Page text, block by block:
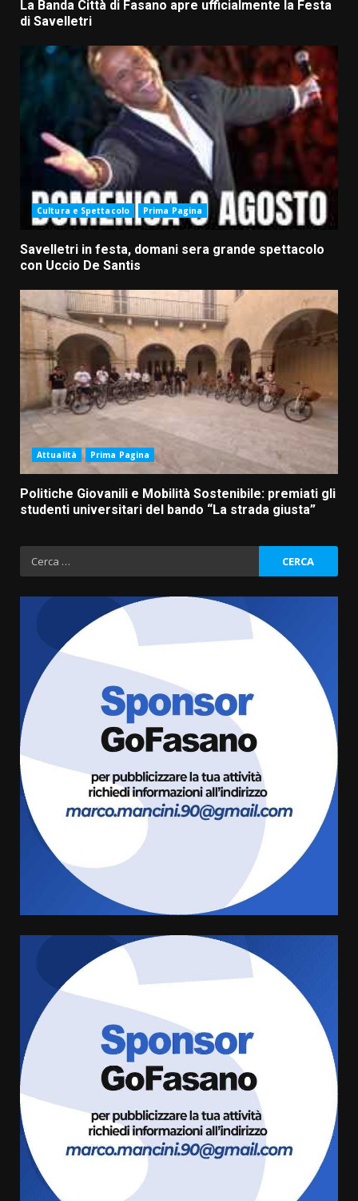
La Banda Città di Fasano apre ufficialmente la Festa
di Savelletri
Cultura e Spettacolo Prima Pagina
Savelletri in festa, domani sera grande spettacolo
con Uccio De Santis
Attualità Prima Pagina
Politiche Giovanili e Mobilità Sostenibile: premiati gli
studenti universitari del bando “La strada giusta”
Ricerca
per:
Politiche Giovanili e Mobilità
Sostenibile: premiati gli studenti
universitari del bando “La strada
giusta”
8 Agosto 2026 07:15
“I Contestatori: Musica di
Rivoluzione”: nuovo
appuntamento con “Fasano in
Banda”
amarezza per esclusione dal
campionato di calcio”
7 Agosto 2026 06:00
Fasanese ferito a colpi di arma
da fuoco
6 Agosto 2026 18:13
Carta d’identità: continua il piano
di aperture straordinarie del
Comune di Fasano
6 Agosto 2026 14:16